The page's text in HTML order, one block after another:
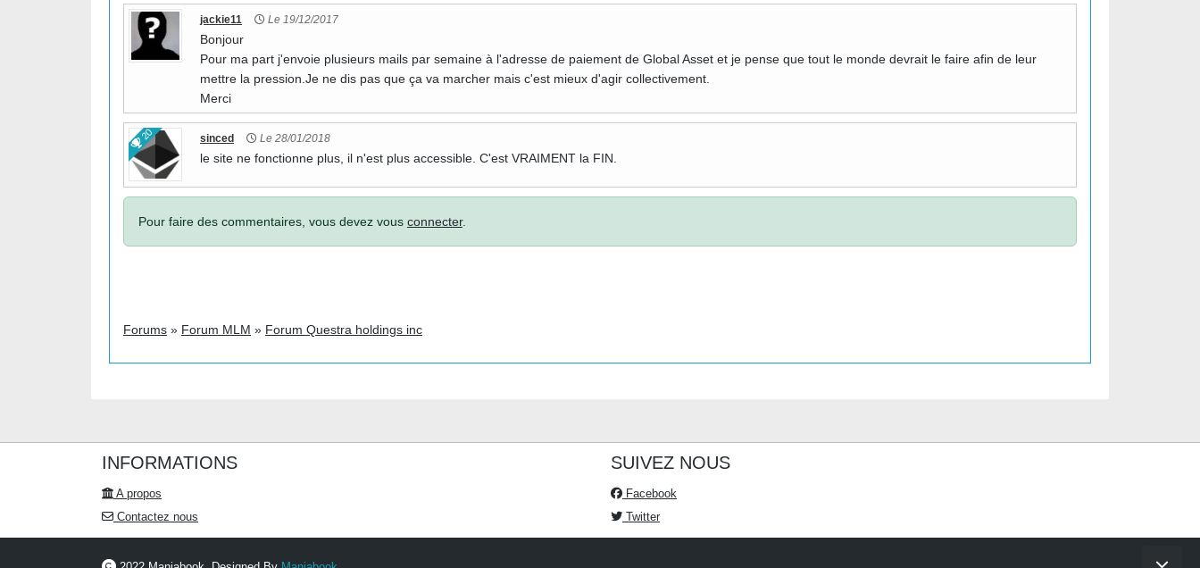
jackie11 Le 19/12/2017
Bonjour
Pour ma part j'envoie plusieurs mails par semaine à l'adresse de paiement de Global Asset et je pense que tout le monde devrait le faire afin de leur
mettre la pression.Je ne dis pas que ça va marcher mais c'est mieux d'agir collectivement.
Merci
20 sinced Le 28/01/2018
le site ne fonctionne plus, il n'est plus accessible. C'est VRAIMENT la FIN.
Pour faire des commentaires, vous devez vous connecter.
Forums » Forum MLM » Forum Questra holdings inc
INFORMATIONS
A propos
Contactez nous
SUIVEZ NOUS
Facebook
Twitter